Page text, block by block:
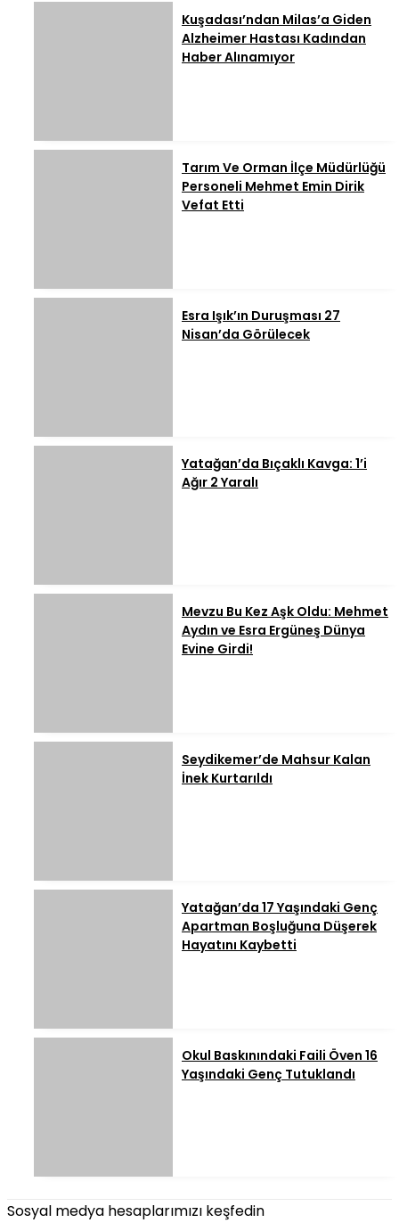
Kuşadası’ndan Milas’a Giden
Alzheimer Hastası Kadından
Haber Alınamıyor
Tarım Ve Orman İlçe Müdürlüğü
Personeli Mehmet Emin Dirik
Vefat Etti
Esra Işık’ın Duruşması 27
Nisan’da Görülecek
Yatağan’da Bıçaklı Kavga: 1’i
Ağır 2 Yaralı
Mevzu Bu Kez Aşk Oldu: Mehmet
Aydın ve Esra Ergüneş Dünya
Evine Girdi!
Seydikemer’de Mahsur Kalan
İnek Kurtarıldı
Yatağan’da 17 Yaşındaki Genç
Apartman Boşluğuna Düşerek
Hayatını Kaybetti
Okul Baskınındaki Faili Öven 16
Yaşındaki Genç Tutuklandı
Sosyal medya hesaplarımızı keşfedin